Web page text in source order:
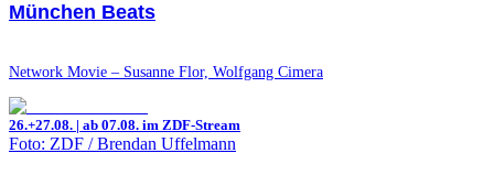
München Beats
Network Movie – Susanne Flor, Wolfgang Cimera
26.+27.08. | ab 07.08. im ZDF-Stream
Foto: ZDF / Brendan Uffelmann